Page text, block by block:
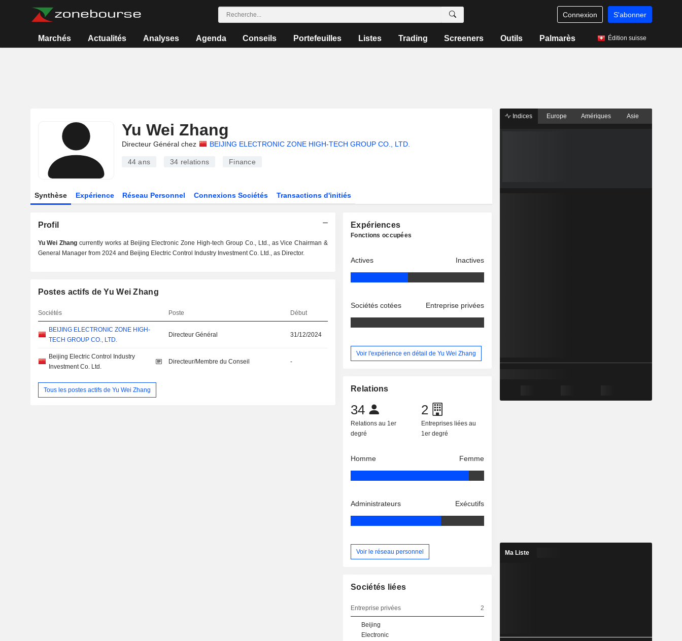
Connexion S'abonner
Marchés Actualités Analyses Agenda Conseils Portefeuilles Listes Trading Screeners Outils Palmarès Édition suisse
Yu Wei Zhang
Directeur Général chez BEIJING ELECTRONIC ZONE HIGH-TECH GROUP CO., LTD.
44 ans 34 relations Finance
Synthèse Expérience Réseau Personnel Connexions Sociétés Transactions d'initiés
Profil
Yu Wei Zhang currently works at Beijing Electronic Zone High-tech Group Co., Ltd., as Vice Chairman &
General Manager from 2024 and Beijing Electric Control Industry Investment Co. Ltd., as Director.
Postes actifs de Yu Wei Zhang
Sociétés Poste Début
BEIJING ELECTRONIC ZONE HIGH-
TECH GROUP CO., LTD.
Directeur Général 31/12/2024
Beijing Electric Control Industry
Investment Co. Ltd.
Directeur/Membre du Conseil -
Tous les postes actifs de Yu Wei Zhang
Expériences
Fonctions occupées
Actives Inactives
Sociétés cotées Entreprise privées
Voir l'expérience en détail de Yu Wei Zhang
Relations
34
Relations au 1er
degré
2
Entreprises liées au
1er degré
Homme Femme
Administrateurs Exécutifs
Voir le réseau personnel
Sociétés liées
Entreprise privées 2
Beijing
Electronic
Indices Europe Amériques Asie
Ma Liste